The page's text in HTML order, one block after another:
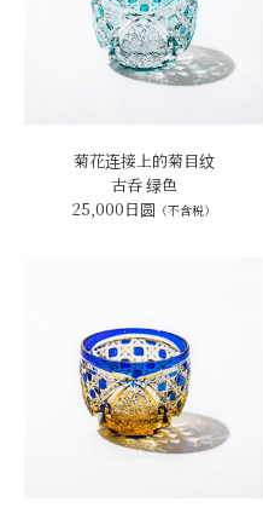
菊花连接上的菊目纹
古呑 绿色
25,000日圆 （不含税）